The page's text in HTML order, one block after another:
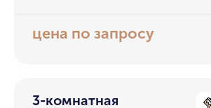
цена по запросу
3-комнатная